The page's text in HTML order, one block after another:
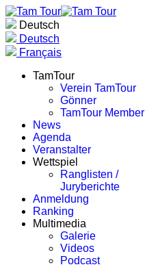
Deutsch
Deutsch
Français
TamTour
Verein TamTour
Gönner
TamTour Member
News
Agenda
Veranstalter
Wettspiel
Ranglisten /
Juryberichte
Anmeldung
Ranking
Multimedia
Galerie
Videos
Podcast